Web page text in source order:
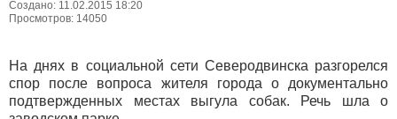
Создано: 11.02.2015 18:20
Просмотров: 14050
На днях в социальной сети Северодвинска разгорелся
спор после вопроса жителя города о документально
подтвержденных местах выгула собак. Речь шла о